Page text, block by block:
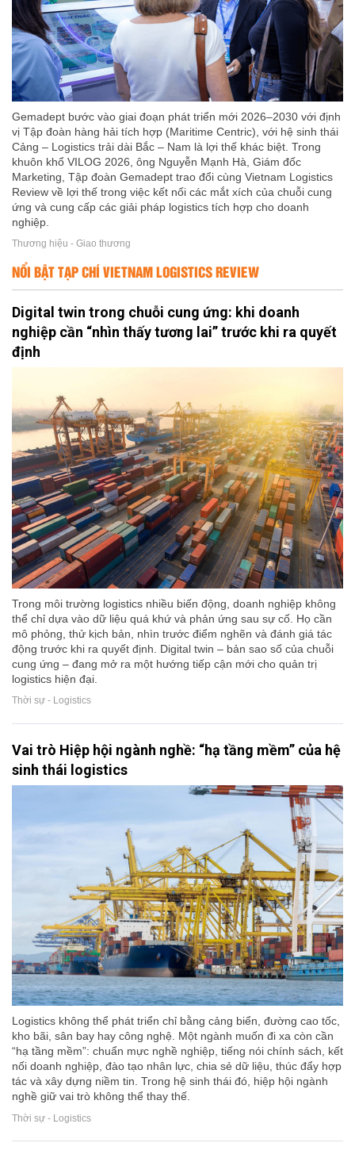
Gemadept bước vào giai đoạn phát triển mới 2026–2030 với định
vị Tập đoàn hàng hải tích hợp (Maritime Centric), với hệ sinh thái
Cảng – Logistics trải dài Bắc – Nam là lợi thế khác biệt. Trong
khuôn khổ VILOG 2026, ông Nguyễn Mạnh Hà, Giám đốc
Marketing, Tập đoàn Gemadept trao đổi cùng Vietnam Logistics
Review về lợi thế trong việc kết nối các mắt xích của chuỗi cung
ứng và cung cấp các giải pháp logistics tích hợp cho doanh
nghiệp.
Thương hiệu - Giao thương
NỔI BẬT TẠP CHÍ VIETNAM LOGISTICS REVIEW
Digital twin trong chuỗi cung ứng: khi doanh
nghiệp cần “nhìn thấy tương lai” trước khi ra quyết
định
Trong môi trường logistics nhiều biến động, doanh nghiệp không
thể chỉ dựa vào dữ liệu quá khứ và phản ứng sau sự cố. Họ cần
mô phỏng, thử kịch bản, nhìn trước điểm nghẽn và đánh giá tác
động trước khi ra quyết định. Digital twin – bản sao số của chuỗi
cung ứng – đang mở ra một hướng tiếp cận mới cho quản trị
logistics hiện đại.
Thời sự - Logistics
Vai trò Hiệp hội ngành nghề: “hạ tầng mềm” của hệ
sinh thái logistics
Logistics không thể phát triển chỉ bằng cảng biển, đường cao tốc,
kho bãi, sân bay hay công nghệ. Một ngành muốn đi xa còn cần
“hạ tầng mềm”: chuẩn mực nghề nghiệp, tiếng nói chính sách, kết
nối doanh nghiệp, đào tạo nhân lực, chia sẻ dữ liệu, thúc đẩy hợp
tác và xây dựng niềm tin. Trong hệ sinh thái đó, hiệp hội ngành
nghề giữ vai trò không thể thay thế.
Thời sự - Logistics